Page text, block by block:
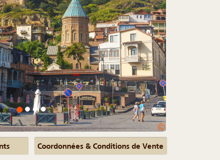
©
Coordonnées & Conditions de Vente